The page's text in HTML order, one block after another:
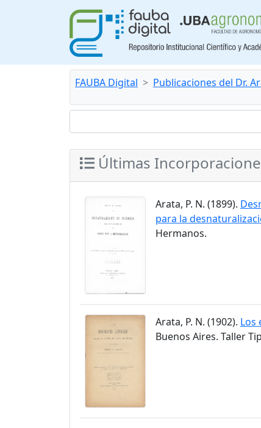
FAUBA Digital Publicaciones del Dr.
Últimas
Arata, P. N. (1899).
para la
Hermanos.
Arata, P. N. (1902). Los
Buenos Aires. Taller